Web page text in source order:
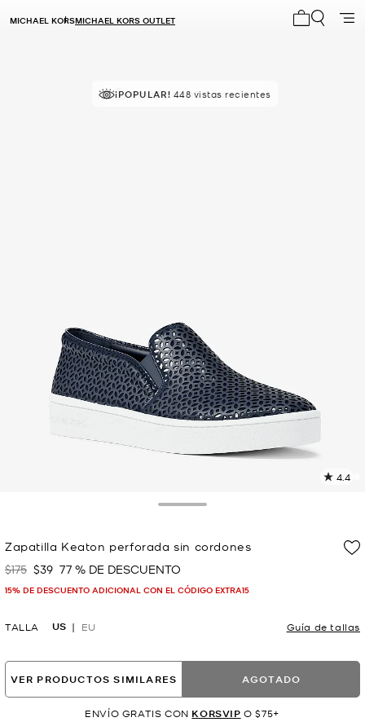
MICHAEL KORSMICHAEL KORS OUTLET
¡SOLICITADOS!6 vendidos
¡POPULAR! 448 vistas recientes
4.4
Zapatilla Keaton perforada sin cordones
Era
$175 Ahora
$39 77 % DE DESCUENTO
15% DE DESCUENTO ADICIONAL CON EL CÓDIGO EXTRA15
TALLA US EU Guía de tallas
VER PRODUCTOS SIMILARES AGOTADO
ENVÍO GRATIS CON KORSVIP O $75+